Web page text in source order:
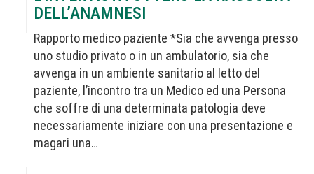
DELL’ANAMNESI
Rapporto medico paziente *Sia che avvenga presso
uno studio privato o in un ambulatorio, sia che
avvenga in un ambiente sanitario al letto del
paziente, l’incontro tra un Medico ed una Persona
che soffre di una determinata patologia deve
necessariamente iniziare con una presentazione e
magari una…